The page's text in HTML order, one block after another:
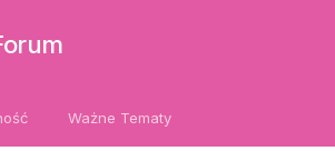
Ważne Tematy